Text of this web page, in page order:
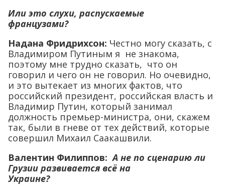
Или это слухи, распускаемые
французами?
Надана Фридрихсон: Честно могу сказать, с
Владимиром Путиным я не знакома,
поэтому мне трудно сказать, что он
говорил и чего он не говорил. Но очевидно,
и это вытекает из многих фактов, что
российский президент, российская власть и
Владимир Путин, который занимал
должность премьер-министра, они, скажем
так, были в гневе от тех действий, которые
совершил Михаил Саакашвили.
Валентин Филиппов: А не по сценарию ли
Грузии развивается всё на
Украине?